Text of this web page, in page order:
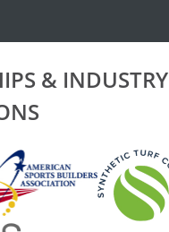
& INDUSTRY